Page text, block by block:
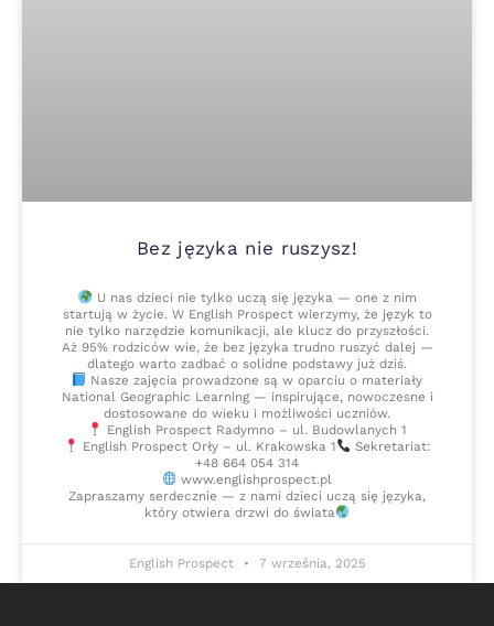
Bez języka nie ruszysz!
U nas dzieci nie tylko uczą się języka — one z nim
startują w życie. W English Prospect wierzymy, że język to
nie tylko narzędzie komunikacji, ale klucz do przyszłości.
Aż 95% rodziców wie, że bez języka trudno ruszyć dalej —
dlatego warto zadbać o solidne podstawy już dziś.
Nasze zajęcia prowadzone są w oparciu o materiały
National Geographic Learning — inspirujące, nowoczesne i
dostosowane do wieku i możliwości uczniów.
English Prospect Radymno – ul. Budowlanych 1
English Prospect Orły – ul. Krakowska 1
Sekretariat:
+48 664 054 314
www.englishprospect.pl
Zapraszamy serdecznie — z nami dzieci uczą się języka,
który otwiera drzwi do świata
English Prospect 7 września, 2025